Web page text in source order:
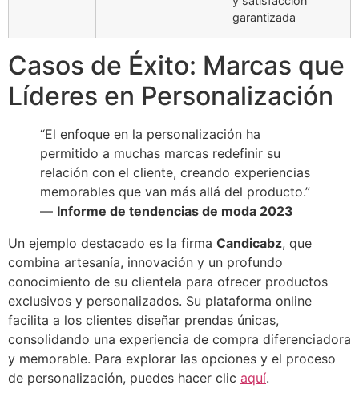
garantizada
Casos de Éxito: Marcas que
Líderes en Personalización
“El enfoque en la personalización ha
permitido a muchas marcas redefinir su
relación con el cliente, creando experiencias
memorables que van más allá del producto.”
— Informe de tendencias de moda 2023
Un ejemplo destacado es la firma Candicabz, que
combina artesanía, innovación y un profundo
conocimiento de su clientela para ofrecer productos
exclusivos y personalizados. Su plataforma online
facilita a los clientes diseñar prendas únicas,
consolidando una experiencia de compra diferenciadora
y memorable. Para explorar las opciones y el proceso
de personalización, puedes hacer clic aquí.